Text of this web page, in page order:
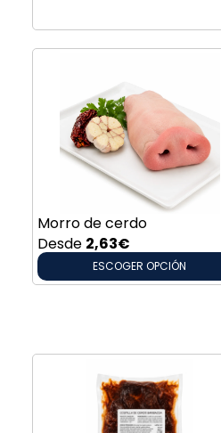
Morro de cerdo
Desde 2,63€
ESCOGER OPCIÓN